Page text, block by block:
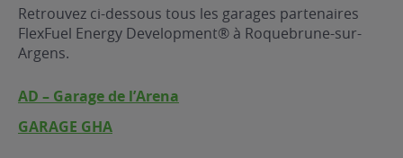
Retrouvez ci-dessous tous les garages partenaires
FlexFuel Energy Development® à Roquebrune-sur-
Argens.
AD – Garage de l’Arena
GARAGE GHA